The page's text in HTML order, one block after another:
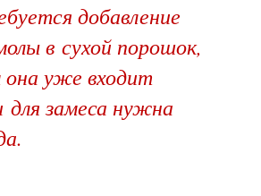
добавление
в сухой порошок,
уже входит
для замеса нужна